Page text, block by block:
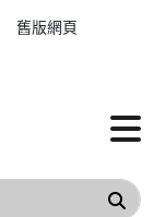
舊版網頁
搜